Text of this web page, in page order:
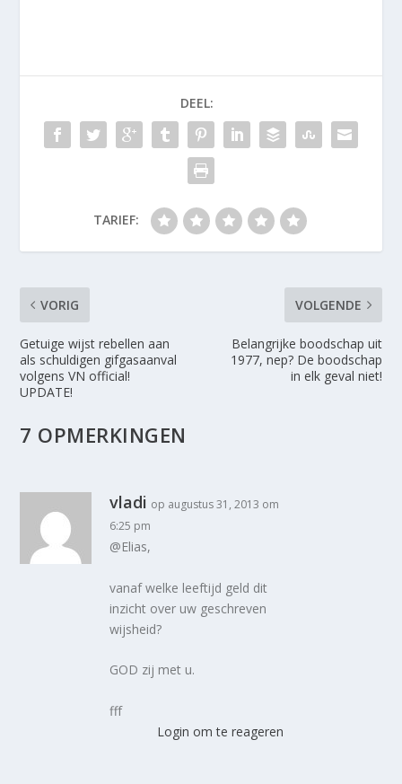
DEEL:
TARIEF:
VORIG
Getuige wijst rebellen aan
als schuldigen gifgasaanval
volgens VN official!
UPDATE!
VOLGENDE
Belangrijke boodschap uit
1977, nep? De boodschap
in elk geval niet!
7 OPMERKINGEN
vladi op augustus 31, 2013 om
6:25 pm
@Elias,
vanaf welke leeftijd geld dit
inzicht over uw geschreven
wijsheid?
GOD zij met u.
fff
Login om te reageren